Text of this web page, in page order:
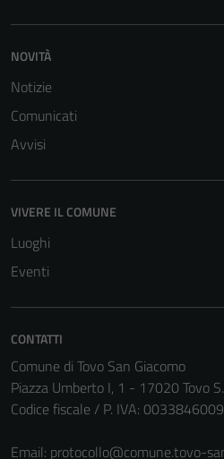
NOVITÀ
Notizie
Comunicati
Avvisi
VIVERE IL COMUNE
Luoghi
Eventi
CONTATTI
Comune di Tovo San Giacomo
Piazza Umberto I, 1 - 17020 Tovo
Codice fiscale / P. IVA:
Email: protocollo@comune.tovo-